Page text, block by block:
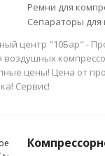
Ремни для
Сепараторы для
центр "10Бар" -
воздушных
цены! Цена от
Сервис!